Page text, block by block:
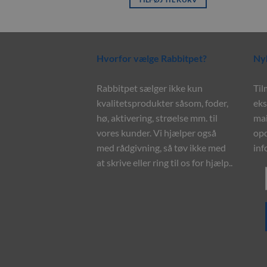
Hvorfor vælge Rabbitpet?
Rabbitpet sælger ikke kun
kvalitetsprodukter såsom, foder,
hø, aktivering, strøelse mm. til
vores kunder. Vi hjælper også
med rådgivning, så tøv ikke med
at skrive eller ring til os for hjælp..